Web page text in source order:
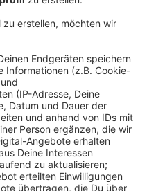
soll Radfahren künftig
Politik über eine
soll sie der Rat
sie dann in Kraft treten.
um der Würde des
die Dinslakener
sind, soll es Besuchern